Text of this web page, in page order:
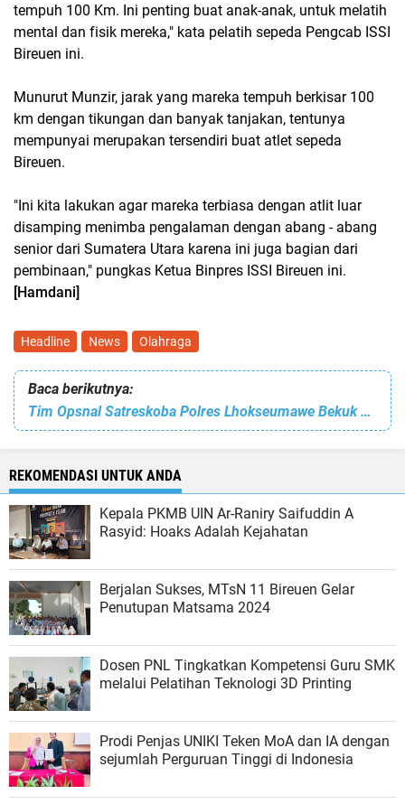
tempuh 100 Km. Ini penting buat anak-anak, untuk melatih
mental dan fisik mereka," kata pelatih sepeda Pengcab ISSI
Bireuen ini.
Munurut Munzir, jarak yang mareka tempuh berkisar 100
km dengan tikungan dan banyak tanjakan, tentunya
mempunyai merupakan tersendiri buat atlet sepeda
Bireuen.
"Ini kita lakukan agar mareka terbiasa dengan atlit luar
disamping menimba pengalaman dengan abang - abang
senior dari Sumatera Utara karena ini juga bagian dari
pembinaan," pungkas Ketua Binpres ISSI Bireuen ini.
[Hamdani]
Headline News Olahraga
Baca berikutnya:
Tim Opsnal Satreskoba Polres Lhokseumawe Bekuk Tiga Tersangka
REKOMENDASI UNTUK ANDA
Kepala PKMB UIN Ar-Raniry Saifuddin A
Rasyid: Hoaks Adalah Kejahatan
Berjalan Sukses, MTsN 11 Bireuen Gelar
Penutupan Matsama 2024
Dosen PNL Tingkatkan Kompetensi Guru SMK
melalui Pelatihan Teknologi 3D Printing
Prodi Penjas UNIKI Teken MoA dan IA dengan
sejumlah Perguruan Tinggi di Indonesia